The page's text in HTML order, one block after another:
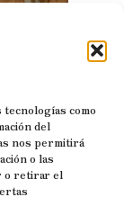
como
del
nos permitirá
o las
o retirar el
VINO
3 tipos